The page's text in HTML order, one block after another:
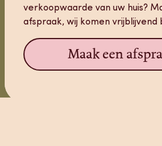
verkoopwaarde van uw huis?
afspraak, wij komen vrijblijvend
Maak een